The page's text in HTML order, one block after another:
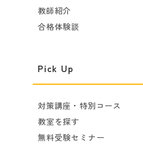
教師紹介
合格体験談
Pick Up
対策講座・特別コース
教室を探す
無料受験セミナー